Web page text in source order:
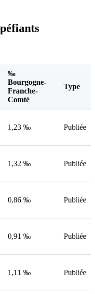
‰
Bourgogne-
Franche-
Comté
Type
1,23 ‰ Publiée
1,32 ‰ Publiée
0,86 ‰ Publiée
0,91 ‰ Publiée
1,11 ‰ Publiée